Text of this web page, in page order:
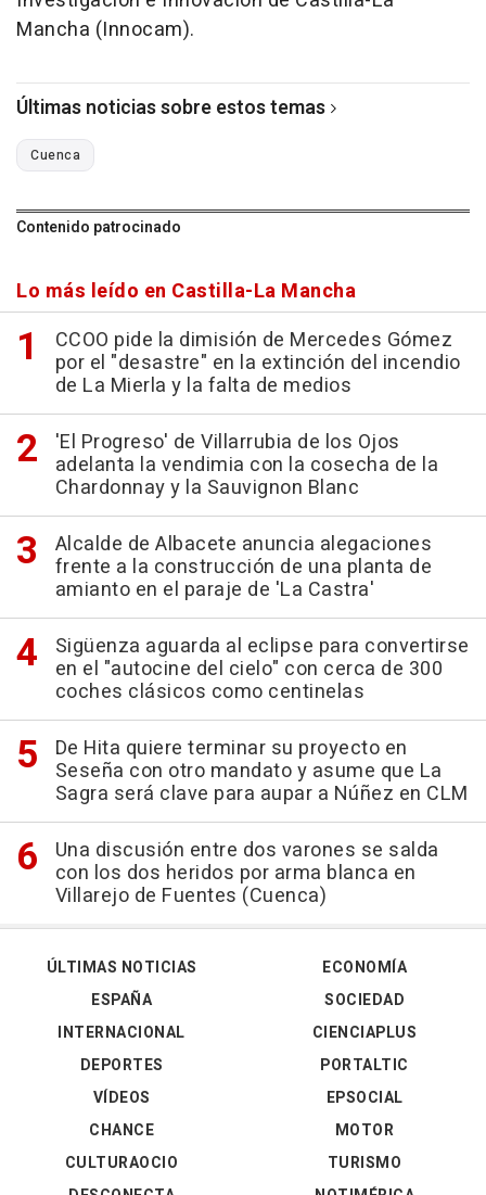
Mancha (Innocam).
Últimas noticias sobre estos temas
Cuenca
Contenido patrocinado
Lo más leído en Castilla-La Mancha
CCOO pide la dimisión de Mercedes Gómez
por el "desastre" en la extinción del incendio
de La Mierla y la falta de medios
'El Progreso' de Villarrubia de los Ojos
adelanta la vendimia con la cosecha de la
Chardonnay y la Sauvignon Blanc
Alcalde de Albacete anuncia alegaciones
frente a la construcción de una planta de
amianto en el paraje de 'La Castra'
Sigüenza aguarda al eclipse para convertirse
en el "autocine del cielo" con cerca de 300
coches clásicos como centinelas
De Hita quiere terminar su proyecto en
Seseña con otro mandato y asume que La
Sagra será clave para aupar a Núñez en CLM
Una discusión entre dos varones se salda
con los dos heridos por arma blanca en
Villarejo de Fuentes (Cuenca)
ÚLTIMAS NOTICIAS
ESPAÑA
INTERNACIONAL
DEPORTES
VÍDEOS
ECONOMÍA
SOCIEDAD
CIENCIAPLUS
PORTALTIC
EPSOCIAL
CHANCE
CULTURAOCIO
MOTOR
TURISMO